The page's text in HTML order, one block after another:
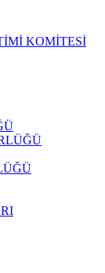
KOMİTESİ